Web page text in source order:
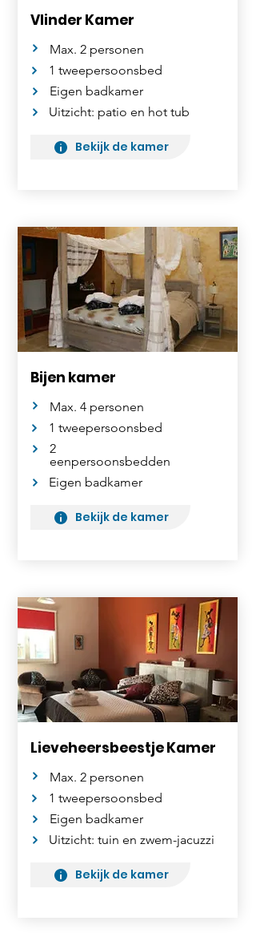
Vlinder Kamer
Max. 2 personen
1 tweepersoonsbed
Eigen badkamer
Uitzicht: patio en hot tub
Bekijk de kamer
Bijen kamer
Max. 4 personen
1 tweepersoonsbed
2
eenpersoonsbedden
Eigen badkamer
Bekijk de kamer
Lieveheersbeestje Kamer
Max. 2 personen
1 tweepersoonsbed
Eigen badkamer
Uitzicht: tuin en zwem-jacuzzi
Bekijk de kamer